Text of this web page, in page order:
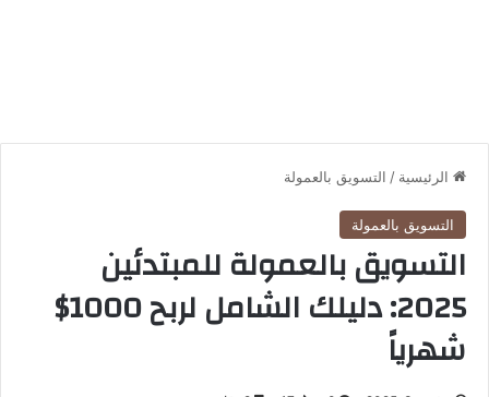
الرئيسية / التسويق بالعمولة
التسويق بالعمولة
التسويق بالعمولة للمبتدئين
2025: دليلك الشامل لربح 1000$
شهرياً